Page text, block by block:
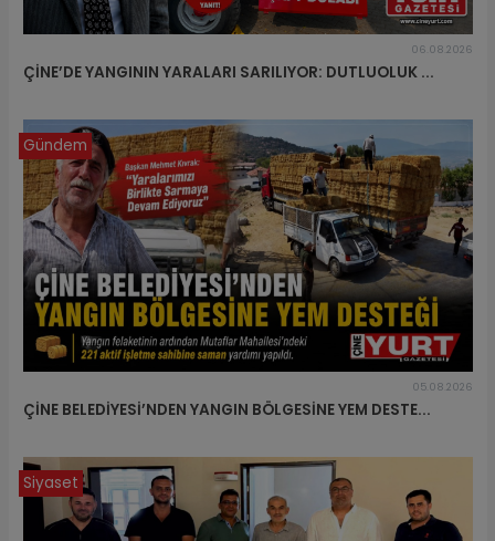
06.08.2026
ÇİNE’DE YANGININ YARALARI SARILIYOR: DUTLUOLUK ...
05.08.2026
ÇİNE BELEDİYESİ’NDEN YANGIN BÖLGESİNE YEM DESTE...
Gündem
Siyaset